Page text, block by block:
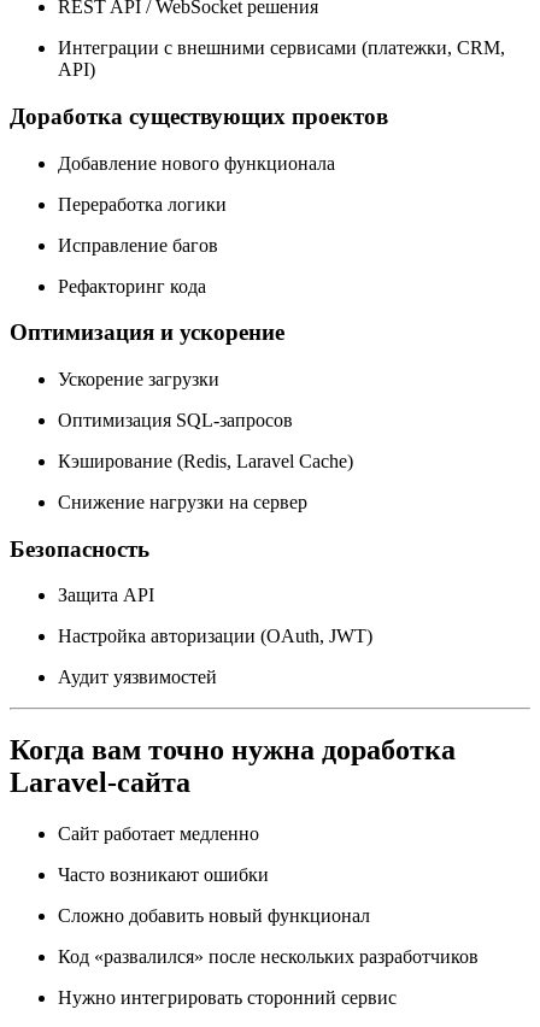
REST API / WebSocket решения
Интеграции с внешними сервисами (платежки, CRM,
API)
Доработка существующих проектов
Добавление нового функционала
Переработка логики
Исправление багов
Рефакторинг кода
Оптимизация и ускорение
Ускорение загрузки
Оптимизация SQL-запросов
Кэширование (Redis, Laravel Cache)
Снижение нагрузки на сервер
Безопасность
Защита API
Настройка авторизации (OAuth, JWT)
Аудит уязвимостей
Когда вам точно нужна доработка
Laravel-сайта
Сайт работает медленно
Часто возникают ошибки
Сложно добавить новый функционал
Код «развалился» после нескольких разработчиков
Нужно интегрировать сторонний сервис